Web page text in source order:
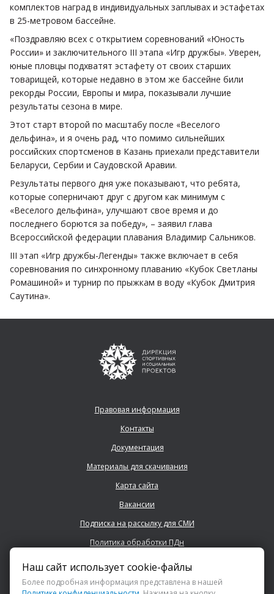
комплектов наград в индивидуальных заплывах и эстафетах
в 25-метровом бассейне.
«Поздравляю всех с открытием соревнований «Юность
России» и заключительного III этапа «Игр дружбы». Уверен,
юные пловцы подхватят эстафету от своих старших
товарищей, которые недавно в этом же бассейне били
рекорды России, Европы и мира, показывали лучшие
результаты сезона в мире.
Этот старт второй по масштабу после «Веселого
дельфина», и я очень рад, что помимо сильнейших
российских спортсменов в Казань приехали представители
Беларуси, Сербии и Саудовской Аравии.
Результаты первого дня уже показывают, что ребята,
которые соперничают друг с другом как минимум с
«Веселого дельфина», улучшают свое время и до
последнего борются за победу», – заявил глава
Всероссийской федерации плавания Владимир Сальников.
III этап «Игр дружбы-Легенды» также включает в себя
соревнования по синхронному плаванию «Кубок Светланы
Ромашиной» и турнир по прыжкам в воду «Кубок Дмитрия
Саутина».
Правовая информация
Контакты
Документация
Материалы для скачивания
Карта сайта
Вакансии
Подписка на рассылку для СМИ
Политика обработки ПДн
+7 (843) 222 0700
Наш сайт использует cookie-файлы
Более подробная информация представлена в нашей